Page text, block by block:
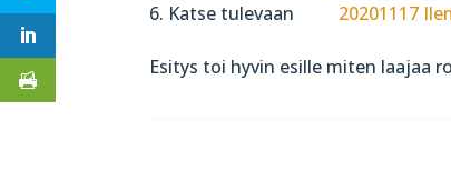
Katse tulevaan 20201117
Esitys toi hyvin esille miten laajaa